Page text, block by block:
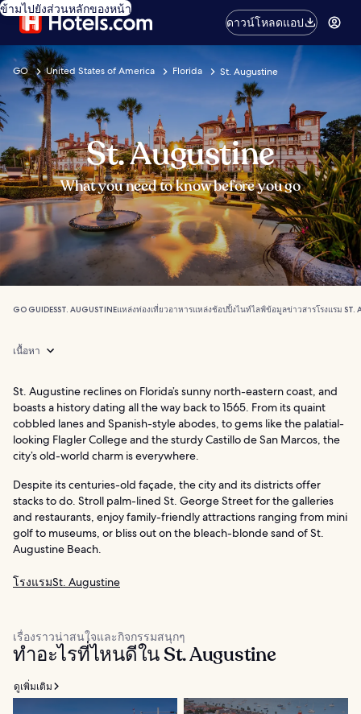
ข้ามไปยังส่วนหลักของหน้า
ดาวน์โหลดแอป
GO United States of America Florida St. Augustine
St. Augustine
What you need to know before you go
GO GUIDESST. AUGUSTINEแหล่งท่องเที่ยวอาหารแหล่งช้อปปิ้งไนท์ไลฟ์ข้อมูลข่าวสารโรงแรม ST.
เนื้อหา
St. Augustine reclines on Florida’s sunny north-eastern coast, and
boasts a history dating all the way back to 1565. From its quaint
cobbled lanes and Spanish-style abodes, to gems like the palatial-
looking Flagler College and the sturdy Castillo de San Marcos, the
city’s old-world charm is everywhere.
Despite its centuries-old façade, the city and its districts offer
stacks to do. Stroll palm-lined St. George Street for the galleries
and restaurants, enjoy family-friendly attractions ranging from mini
golf to museums, or bliss out on the bleach-blonde sand of St.
Augustine Beach.
โรงแรมSt. Augustine
เรื่องราวน่าสนใจและกิจกรรมสนุกๆ
ทำอะไรที่ไหนดีใน St. Augustine
ดูเพิ่มเติม